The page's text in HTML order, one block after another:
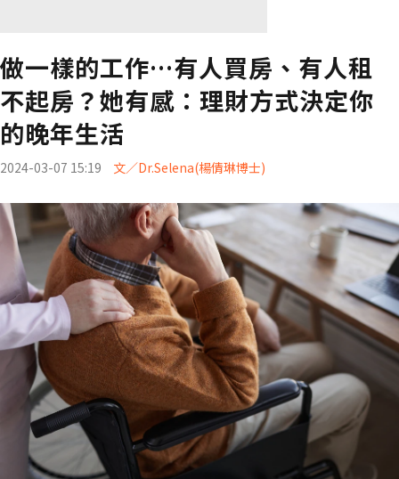
做一樣的工作…有人買房、有人租
不起房？她有感：理財方式決定你
的晚年生活
2024-03-07 15:19 文／Dr.Selena(楊倩琳博士)